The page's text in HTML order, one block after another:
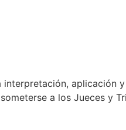
interpretación, aplicación
a los Jueces y